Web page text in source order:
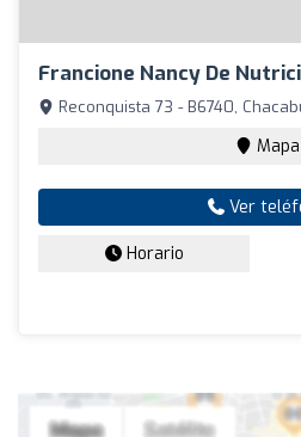
Francione Nancy De
Reconquista 73 - B6740,
Mapa
Ver
Horario